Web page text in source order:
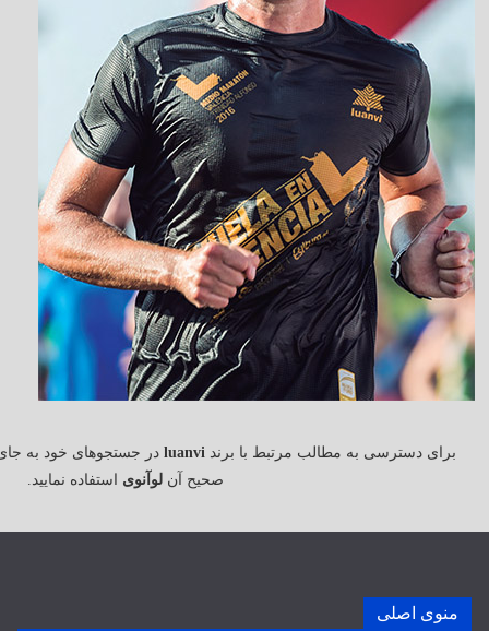
برای دسترسی به مطالب مرتبط با برندluanvi در جستجوهای خود به
صحیح آنلوآنوی استفاده نمایید.
منوی اصلی